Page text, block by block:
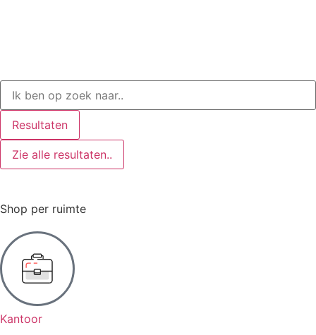
Resultaten
Zie alle resultaten..
Shop per ruimte
Kantoor